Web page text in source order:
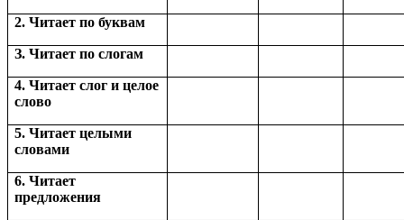
2. Читает по буквам
З. Читает по слогам
4. Читает слог и целое
слово
5. Читает целыми
словами
6. Читает
предложения